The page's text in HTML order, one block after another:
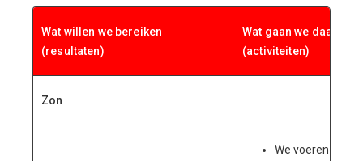
Wat willen we bereiken
(resultaten)
Wat gaan we
(activiteiten)
Zon
We voeren het